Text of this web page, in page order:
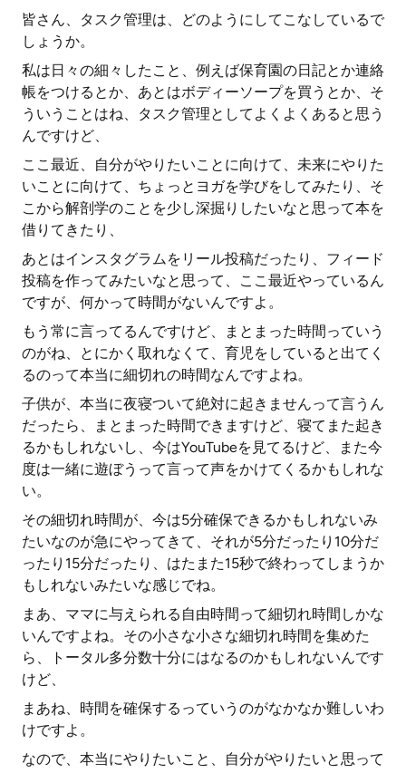
皆さん、タスク管理は、どのようにしてこなしているで
しょうか。
私は日々の細々したこと、例えば保育園の日記とか連絡
帳をつけるとか、あとはボディーソープを買うとか、そ
ういうことはね、タスク管理としてよくよくあると思う
んですけど、
ここ最近、自分がやりたいことに向けて、未来にやりた
いことに向けて、ちょっとヨガを学びをしてみたり、そ
こから解剖学のことを少し深掘りしたいなと思って本を
借りてきたり、
あとはインスタグラムをリール投稿だったり、フィード
投稿を作ってみたいなと思って、ここ最近やっているん
ですが、何かって時間がないんですよ。
もう常に言ってるんですけど、まとまった時間っていう
のがね、とにかく取れなくて、育児をしていると出てく
るのって本当に細切れの時間なんですよね。
子供が、本当に夜寝ついて絶対に起きませんって言うん
だったら、まとまった時間できますけど、寝てまた起き
るかもしれないし、今はYouTubeを見てるけど、また今
度は一緒に遊ぼうって言って声をかけてくるかもしれな
い。
その細切れ時間が、今は5分確保できるかもしれないみ
たいなのが急にやってきて、それが5分だったり10分だ
ったり15分だったり、はたまた15秒で終わってしまうか
もしれないみたいな感じでね。
まあ、ママに与えられる自由時間って細切れ時間しかな
いんですよね。その小さな小さな細切れ時間を集めた
ら、トータル多分数十分にはなるのかもしれないんです
けど、
まあね、時間を確保するっていうのがなかなか難しいわ
けですよ。
なので、本当にやりたいこと、自分がやりたいと思って